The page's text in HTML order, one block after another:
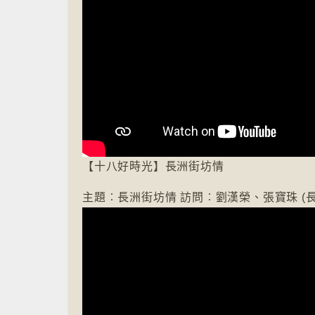
【十八好時光】長洲街坊情
主題︰長洲街坊情 訪問︰劉漢榮、張寶珠 (